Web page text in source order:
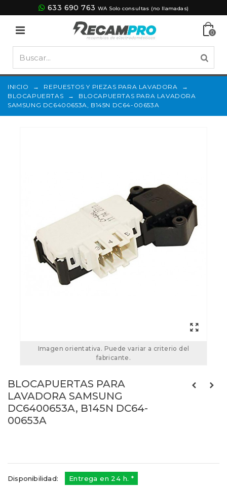
633 690 763 WA Solo consultas (no llamadas)
0
INICIO → REPUESTOS Y PIEZAS PARA LAVADORA
→
BLOCAPUERTAS
→
BLOCAPUERTAS PARA LAVADORA
SAMSUNG DC6400653A, B145N DC64-00653A
Imagen orientativa. Puede variar a criterio del
fabricante.
BLOCAPUERTAS PARA
LAVADORA SAMSUNG
DC6400653A, B145N DC64-
00653A
Disponibilidad: Entrega en 24 h. *